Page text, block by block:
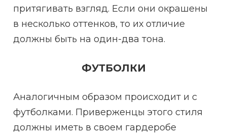
притягивать взгляд. Если они окрашены
в несколько оттенков, то их отличие
должны быть на один-два тона.
ФУТБОЛКИ
Аналогичным образом происходит и с
футболками. Приверженцы этого стиля
должны иметь в своем гардеробе